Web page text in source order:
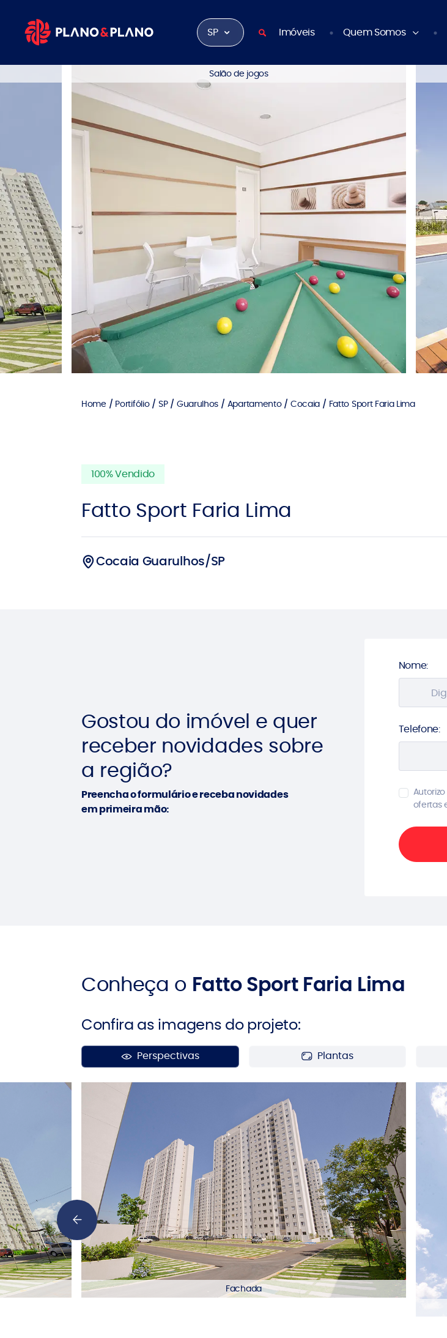
SP Imóveis Quem Somos
Salão de jogos
Home Portifólio SP Guarulhos Apartamento Cocaia Fatto Sport Faria Lima
100% Vendido
Fatto Sport Faria Lima
Cocaia Guarulhos/SP
Gostou do imóvel e quer
receber novidades sobre
a região?
Preencha o formulário e receba novidades
em primeira mão:
Nome:
Telefone:
ofertas
Conheça o Fatto Sport Faria Lima
Confira as imagens do projeto:
Perspectivas Plantas
Fachada